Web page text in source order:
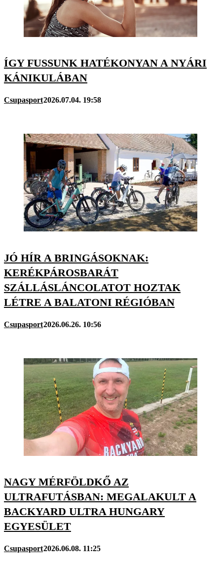
ÍGY FUSSUNK HATÉKONYAN A NYÁRI
KÁNIKULÁBAN
Csupasport2026.07.04. 19:58
JÓ HÍR A BRINGÁSOKNAK:
KERÉKPÁROSBARÁT
SZÁLLÁSLÁNCOLATOT HOZTAK
LÉTRE A BALATONI RÉGIÓBAN
Csupasport2026.06.26. 10:56
NAGY MÉRFÖLDKŐ AZ
ULTRAFUTÁSBAN: MEGALAKULT A
BACKYARD ULTRA HUNGARY
EGYESÜLET
Csupasport2026.06.08. 11:25